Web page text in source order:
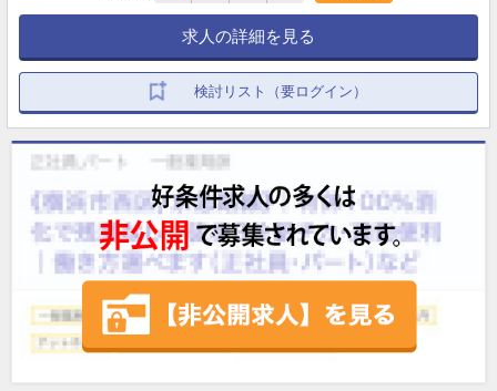
求人の詳細を見る
検討リスト（要ログイン）